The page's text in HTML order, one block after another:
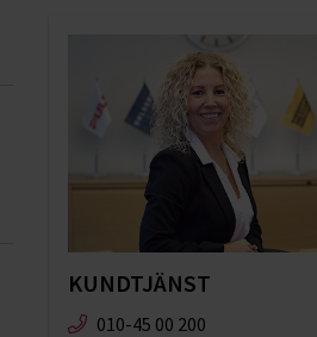
KUNDTJÄNST
010-45 00 200​